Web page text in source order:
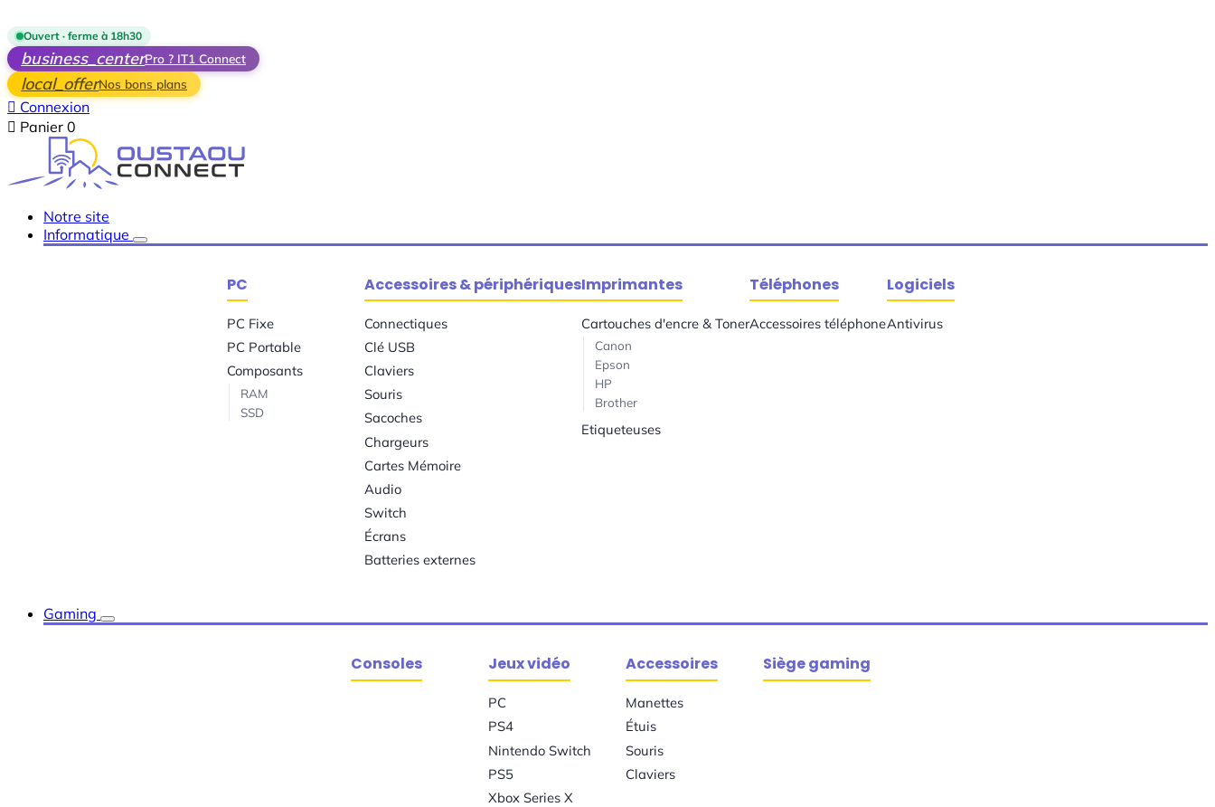
Ouvert · ferme à 18h30
business_centerPro ? IT1 Connect
local_offerNos bons plans
 Connexion
 Panier 0
Notre site
Informatique
PC
PC Fixe
PC Portable
Composants
RAM
SSD
Accessoires & périphériques
Connectiques
Clé USB
Claviers
Souris
Sacoches
Chargeurs
Cartes Mémoire
Audio
Switch
Écrans
Batteries externes
Imprimantes
Cartouches d'encre & Toner
Canon
Epson
HP
Brother
Etiqueteuses
Téléphones
Accessoires téléphone
Logiciels
Antivirus
Gaming
Consoles Jeux vidéo
PC
PS4
Nintendo Switch
PS5
Xbox Series X
Accessoires
Manettes
Étuis
Souris
Claviers
Siège gaming